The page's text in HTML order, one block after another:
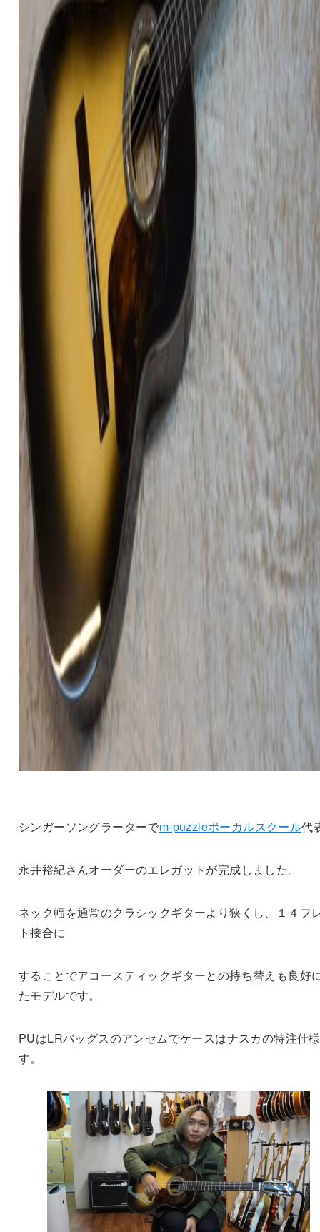
シンガーソングラーターでm-puzzleボーカルスクール代
永井裕紀さんオーダーのエレガットが完成しました。
ネック幅を通常のクラシックギターより狭くし、１４フ
ト接合に
することでアコースティックギターとの持ち替えも良好
たモデルです。
PUはLRバッグスのアンセムでケースはナスカの特注仕
す。